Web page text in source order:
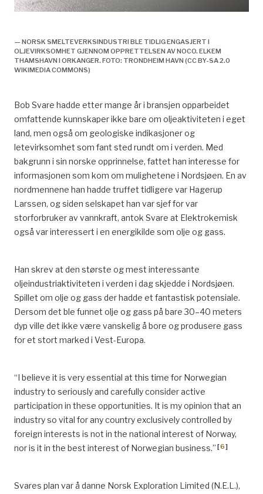
— NORSK SMELTEVERKSINDUSTRI BLE TIDLIG ENGASJERT I
OLJEVIRKSOMHET GJENNOM OPPRETTELSEN AV NOCO. ELKEM
THAMSHAVN I ORKANGER. FOTO: TRONDHEIM HAVN (CC BY-SA 2.0
WIKIMEDIA COMMONS)
Bob Svare hadde etter mange år i bransjen opparbeidet
omfattende kunnskaper ikke bare om oljeaktiviteten i eget
land, men også om geologiske indikasjoner og
letevirksomhet som fant sted rundt om i verden. Med
bakgrunn i sin norske opprinnelse, fattet han interesse for
informasjonen som kom om mulighetene i Nordsjøen. En av
nordmennene han hadde truffet tidligere var Hagerup
Larssen, og siden selskapet han var sjef for var
storforbruker av vannkraft, antok Svare at Elektrokemisk
også var interessert i en energikilde som olje og gass.
Han skrev at den største og mest interessante
oljeindustriaktiviteten i verden i dag skjedde i Nordsjøen.
Spillet om olje og gass der hadde et fantastisk potensiale.
Dersom det ble funnet olje og gass på bare 30–40 meters
dyp ville det ikke være vanskelig å bore og produsere gass
for et stort marked i Vest-Europa.
“I believe it is very essential at this time for Norwegian
industry to seriously and carefully consider active
participation in these opportunities. It is my opinion that an
industry so vital for any country exclusively controlled by
foreign interests is not in the national interest of Norway,
nor is it in the best interest of Norwegian business.” [6]
Svares plan var å danne Norsk Exploration Limited (N.E.L.),